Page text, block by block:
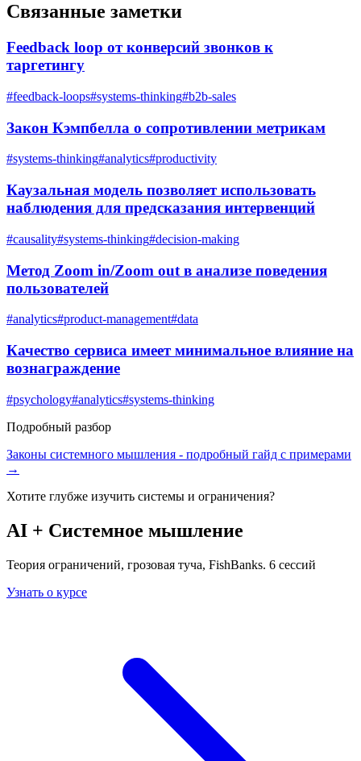
Связанные заметки
Feedback loop от конверсий звонков к
таргетингу
#feedback-loops#systems-thinking#b2b-sales
Закон Кэмпбелла о сопротивлении метрикам
#systems-thinking#analytics#productivity
Каузальная модель позволяет использовать
наблюдения для предсказания интервенций
#causality#systems-thinking#decision-making
Метод Zoom in/Zoom out в анализе поведения
пользователей
#analytics#product-management#data
Качество сервиса имеет минимальное влияние на
вознаграждение
#psychology#analytics#systems-thinking
Подробный разбор
Законы системного мышления - подробный гайд с примерами
→
Хотите глубже изучить системы и ограничения?
AI + Системное мышление
Теория ограничений, грозовая туча, FishBanks. 6 сессий
Узнать о курсе